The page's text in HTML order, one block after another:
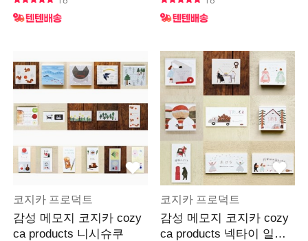
코지카 프로덕트
감성 메모지 코지카 cozy
ca products 니시슈쿠
코지카 프로덕트
감성 메모지 코지카 cozy
ca products 넥타이 일러